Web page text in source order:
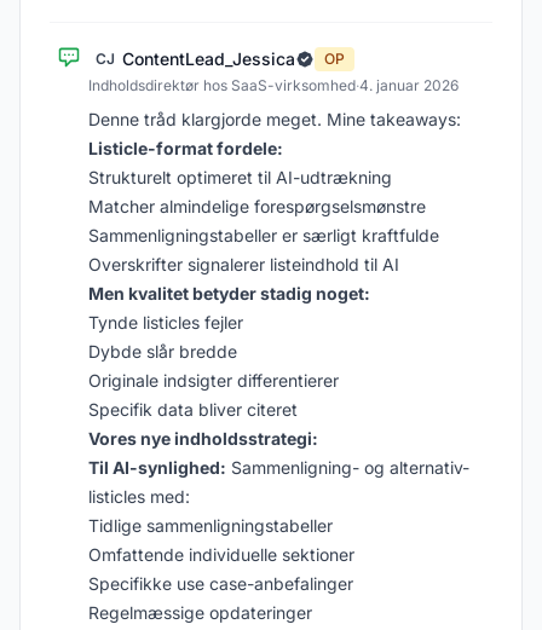
CJ ContentLead_Jessica
OP
Indholdsdirektør hos SaaS-virksomhed·4. januar 2026
Denne tråd klargjorde meget. Mine takeaways:
Listicle-format fordele:
Strukturelt optimeret til AI-udtrækning
Matcher almindelige forespørgselsmønstre
Sammenligningstabeller er særligt kraftfulde
Overskrifter signalerer listeindhold til AI
Men kvalitet betyder stadig noget:
Tynde listicles fejler
Dybde slår bredde
Originale indsigter differentierer
Specifik data bliver citeret
Vores nye indholdsstrategi:
Til AI-synlighed: Sammenligning- og alternativ-
listicles med:
Tidlige sammenligningstabeller
Omfattende individuelle sektioner
Specifikke use case-anbefalinger
Regelmæssige opdateringer